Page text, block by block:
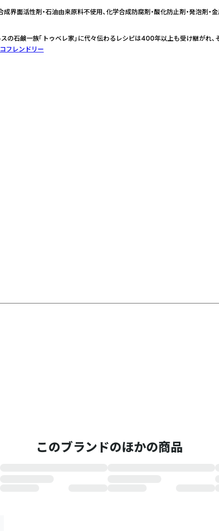
界面活性剤・石油由来原料不使用、化学合成防腐剤・酸化防止剤・発泡剤・
の石鹸一族「トゥベレ家」に代々伝わるレシピは400年以上も受け継がれ
フレンドリー
このブランドのほかの商品